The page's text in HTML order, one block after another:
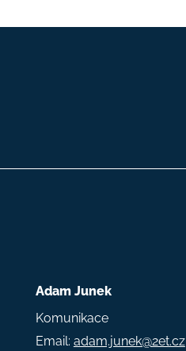
Adam Junek
Komunikace
Email: adam.junek@2et.cz